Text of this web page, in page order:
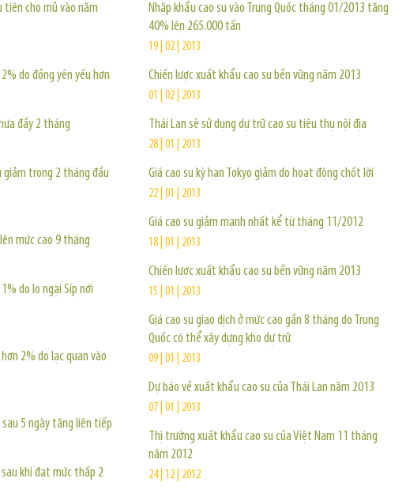
tiên cho mủ vào năm
do đồng yên yếu hơn
đầy 2 tháng
giảm trong 2 tháng đầu
mức cao 9 tháng
do lo ngại Síp nới
2% do lạc quan vào
sau 5 ngày tăng liên tiếp
khi đạt mức thấp 2
Nhập khẩu cao su vào Trung Quốc tháng 01/2013 tăng
40% lên 265.000 tấn
19 | 02 | 2013
Chiến lược xuất khẩu cao su bền vững năm 2013
01 | 02 | 2013
Thái Lan sẽ sử dụng dự trữ cao su tiêu thụ nội địa
28 | 01 | 2013
Giá cao su kỳ hạn Tokyo giảm do hoạt động chốt lời
22 | 01 | 2013
Giá cao su giảm mạnh nhất kể từ tháng 11/2012
18 | 01 | 2013
Chiến lược xuất khẩu cao su bền vững năm 2013
15 | 01 | 2013
Giá cao su giao dịch ở mức cao gần 8 tháng do Trung
Quốc có thể xây dựng kho dự trữ
09 | 01 | 2013
Dự báo về xuất khẩu cao su của Thái Lan năm 2013
07 | 01 | 2013
Thị trường xuất khẩu cao su của Việt Nam 11 tháng
năm 2012
24 | 12 | 2012